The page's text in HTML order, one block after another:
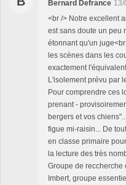
Bernard Defrance 13/
<br /> Notre excellent
est sans doute un peu
étonnant qu'un
les scènes dans les
exactement
L'isolement prévu par
Pour comprendre ces
prenant -
bergers et vos
figue mi-raisin... De
en classe primaire
la lecture des très
Groupe de reccherche
Imbert, groupe